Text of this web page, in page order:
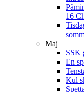
16
Maj
SSK
En
Kul